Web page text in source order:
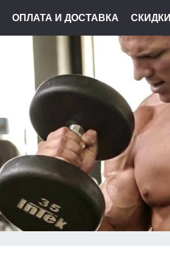
ОПЛАТА И ДОСТАВКА СКИДКИ